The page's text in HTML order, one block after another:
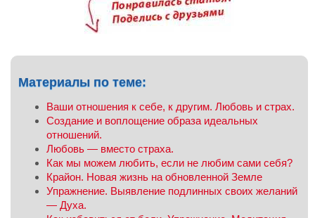
Материалы по теме:
Ваши отношения к себе, к другим. Любовь и страх.
Создание и воплощение образа идеальных
отношений.
Любовь — вместо страха.
Как мы можем любить, если не любим сами себя?
Крайон. Новая жизнь на обновленной Земле
Упражнение. Выявление подлинных своих желаний
— Духа.